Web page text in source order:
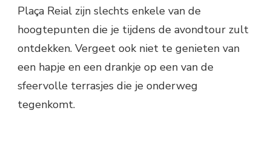
Plaça Reial zijn slechts enkele van de
hoogtepunten die je tijdens de avondtour zult
ontdekken. Vergeet ook niet te genieten van
een hapje en een drankje op een van de
sfeervolle terrasjes die je onderweg
tegenkomt.